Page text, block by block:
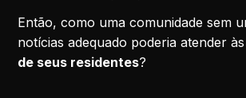
Então, como uma comunidade sem
notícias adequado poderia atender às
de seus residentes?